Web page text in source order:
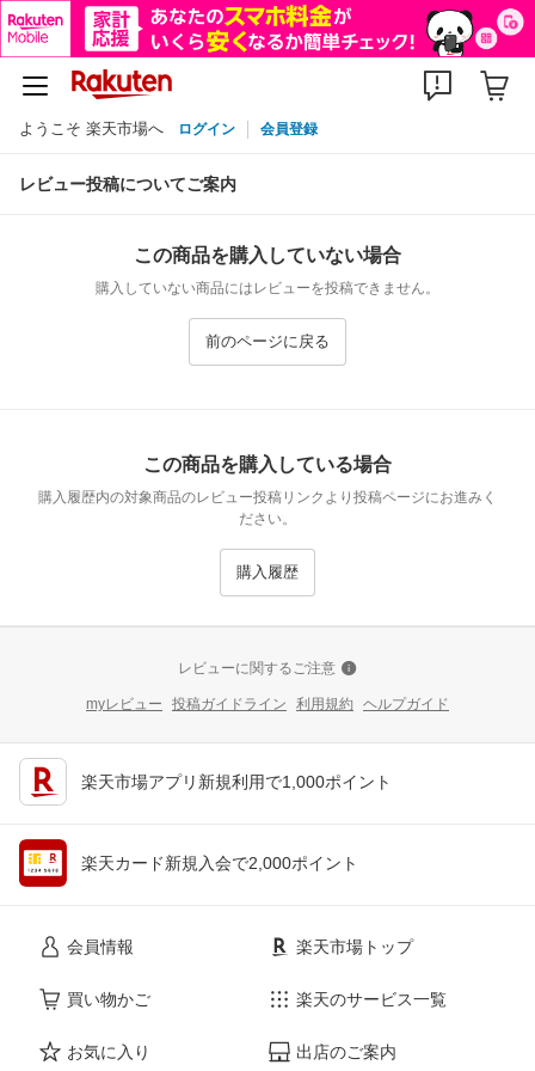
ようこそ 楽天市場へ ログイン 会員登録
レビュー投稿についてご案内
この商品を購入していない場合
購入していない商品にはレビューを投稿できません。
前のページに戻る
この商品を購入している場合
購入履歴内の対象商品のレビュー投稿リンクより投稿ページにお進みく
ださい。
購入履歴
レビューに関するご注意
myレビュー 投稿ガイドライン 利用規約 ヘルプガイド
楽天市場アプリ新規利用で1,000ポイント
楽天カード新規入会で2,000ポイント
会員情報
買い物かご
お気に入り
楽天市場トップ
楽天のサービス一覧
出店のご案内